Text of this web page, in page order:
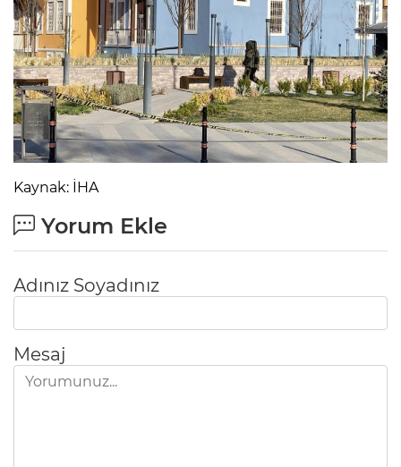
Kaynak: İHA
Yorum Ekle
Adınız Soyadınız
Mesaj